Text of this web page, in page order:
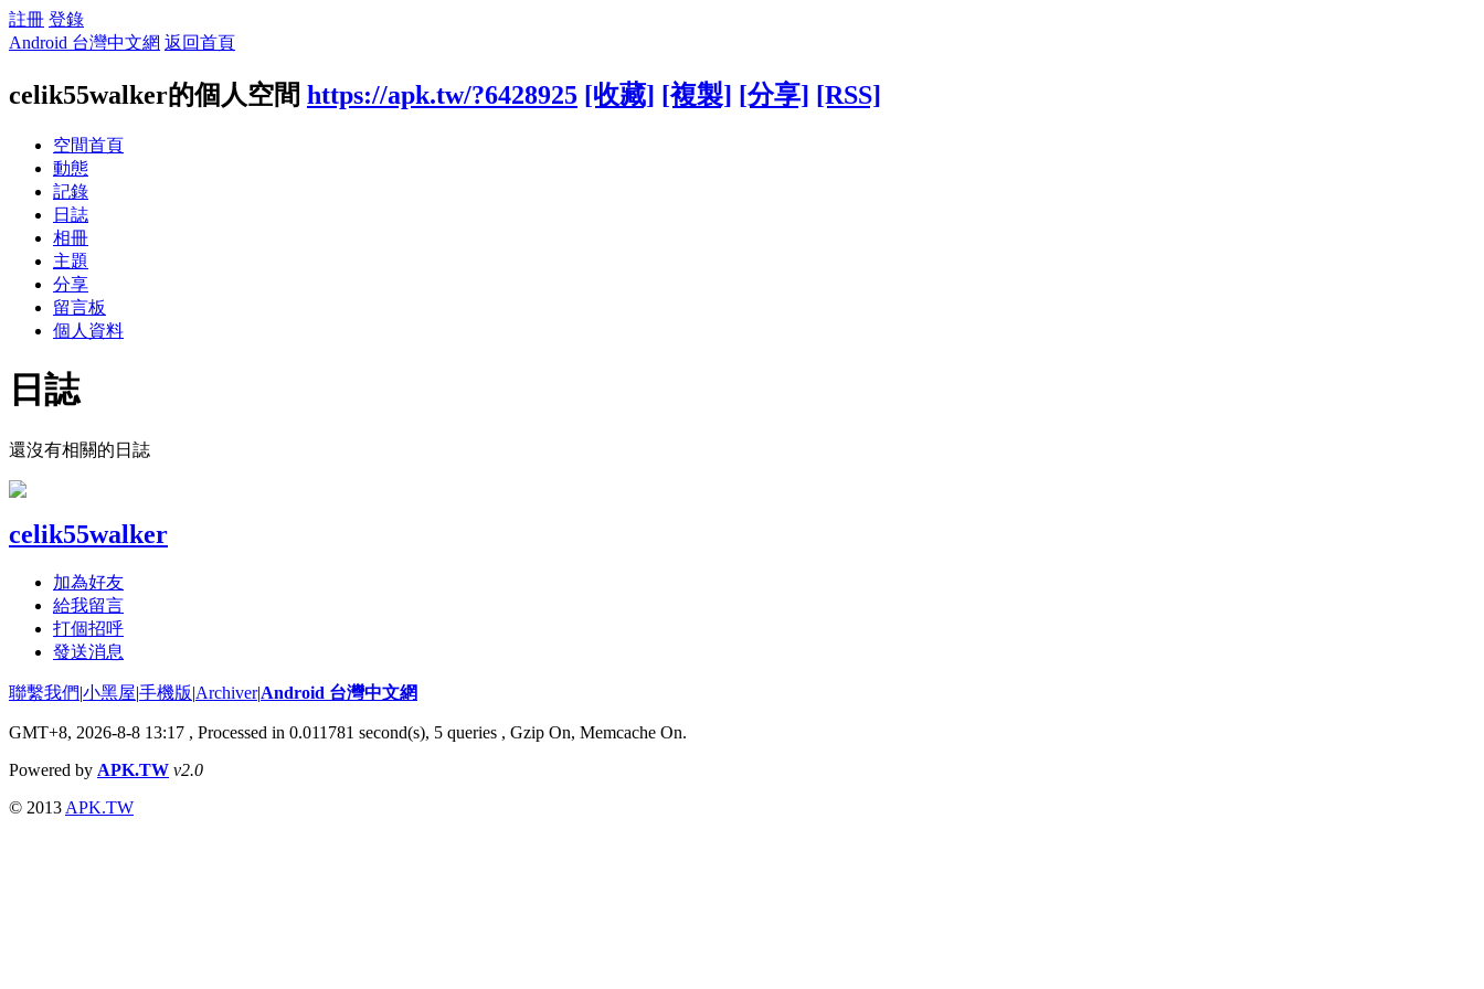
註冊 登錄
Android 台灣中文網 返回首頁
celik55walker的個人空間 https://apk.tw/?6428925 [收藏] [複製] [分享] [RSS]
空間首頁
動態
記錄
日誌
相冊
主題
分享
留言板
個人資料
日誌
還沒有相關的日誌
celik55walker
加為好友
給我留言
打個招呼
發送消息
聯繫我們|小黑屋|手機版|Archiver|Android 台灣中文網
GMT+8, 2026-8-8 13:17 , Processed in 0.011781 second(s), 5 queries , Gzip On, Memcache On.
Powered by APK.TW v2.0
© 2013 APK.TW